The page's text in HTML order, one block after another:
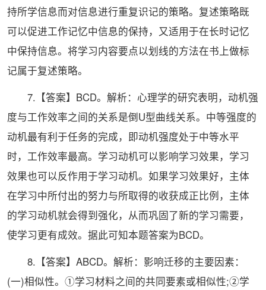
持所学信息而对信息进行重复识记的策略。复述策略既
可以促进工作记忆中信息的保持，又适用于在长时记忆
中保持信息。将学习内容要点以划线的方法在书上做标
记属于复述策略。
7.【答案】BCD。解析：心理学的研究表明，动机强
度与工作效率之间的关系是倒U型曲线关系。中等强度的
动机最有利于任务的完成，即动机强度处于中等水平
时，工作效率最高。学习动机可以影响学习效果，学习
效果也可以反作用于学习动机。如果学习效果好，主体
在学习中所付出的努力与所取得的收获成正比例，主体
的学习动机就会得到强化，从而巩固了新的学习需要，
使学习更有成效。据此可知本题答案为BCD。
8.【答案】ABCD。解析：影响迁移的主要因素：
(一)相似性。①学习材料之间的共同要素或相似性;②学